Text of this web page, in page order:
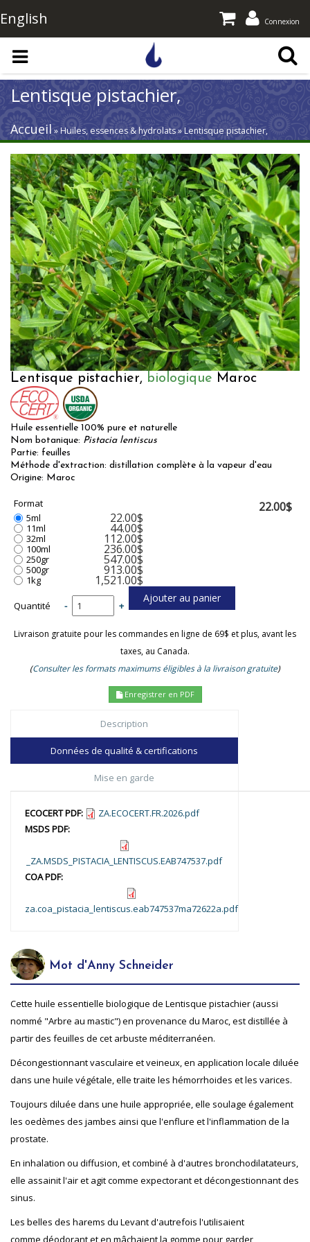
Aller au contenu principal
English Connexion
Lentisque pistachier,
Accueil » Huiles, essences & hydrolats » Lentisque pistachier,
Lentisque pistachier, biologique Maroc
Huile essentielle 100% pure et naturelle
Nom botanique: Pistacia lentiscus
Partie: feuilles
Méthode d'extraction: distillation complète à la vapeur d'eau
Origine: Maroc
Format
5ml
22.00$
11ml 44.00$
32ml 112.00$
100ml 236.00$
250gr 547.00$
500gr 913.00$
1kg 1,521.00$
Quantité - +
22.00$
Livraison gratuite pour les commandes en ligne de 69$ et plus, avant les
taxes, au Canada.
(Consulter les formats maximums éligibles à la livraison gratuite)
Enregistrer en PDF
Description
Données de qualité & certifications
Mise en garde
ECOCERT PDF:
ZA.ECOCERT.FR.2026.pdf
MSDS PDF:
_ZA.MSDS_PISTACIA_LENTISCUS.EAB747537.pdf
COA PDF:
za.coa_pistacia_lentiscus.eab747537ma72622a.pdf
Mot d'Anny Schneider
Cette huile essentielle biologique de Lentisque pistachier (aussi
nommé "Arbre au mastic") en provenance du Maroc, est distillée à
partir des feuilles de cet arbuste méditerranéen.
Décongestionnant vasculaire et veineux, en application locale diluée
dans une huile végétale, elle traite les hémorrhoides et les varices.
Toujours diluée dans une huile appropriée, elle soulage également
les oedèmes des jambes ainsi que l'enflure et l'inflammation de la
prostate.
En inhalation ou diffusion, et combiné à d'autres bronchodilatateurs,
elle assainit l'air et agit comme expectorant et décongestionnant des
sinus.
Les belles des harems du Levant d'autrefois l'utilisaient
comme déodorant et en mâchaient la gomme pour garder